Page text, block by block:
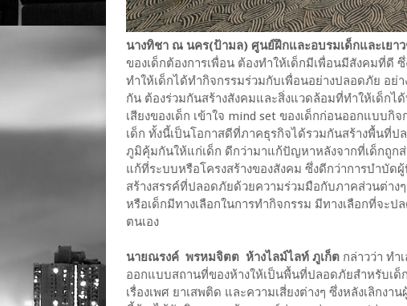
นางทิชา ณ นคร(ป้ามล) ศูนย์ฝึกและอบรมเด็กและเยา
ของเด็กต้องการเพื่อน ต้องทำให้เด็กมีเพื่อนมีสังคมที่
ทำให้เด็กได้ทำกิจกรรมร่วมกับเพื่อนอย่างปลอดภัย อย่
กัน ต้องร่วมกันสร้างสังคมและสิ่งแวดล้อมที่ทำให้เด็ก
เสียงของเด็ก เข้าใจ mind set ของเด็กก่อนออกแบบ
เด็ก ทั้งนี้เป็นโอกาสดีที่ภาคธุรกิจได้รวมกันสร้างพื้นที่ป
ภูมิคุ้มกันให้แก่เด็ก ดีกว่ามาแก้ปัญหาหลังจากที่เด็กถู
แก้ที่ระบบหรือโครงสร้างของสังคม ซึ่งดีกว่าการบำบั
สร้างสรรค์ที่ปลอดภัยด้วยความร่วมมือกับภาคส่วนต่าง
หรือเด็กมีทางเลือกในการทำกิจกรรม มีทางเลือกที่จะ
ตนเอง
นายณรงค์ พรหมจิตต ห้างไลม์ไลท์ ภูเก็ต กล่าวว่า ทำ
ออกแบบสถานที่ของห้างให้เป็นพื้นที่ปลอดภัยสำหรับเด็
เรื่องเพศ ยาเสพติด และความเสี่ยงต่างๆ ซึ่งหลังเลิกง